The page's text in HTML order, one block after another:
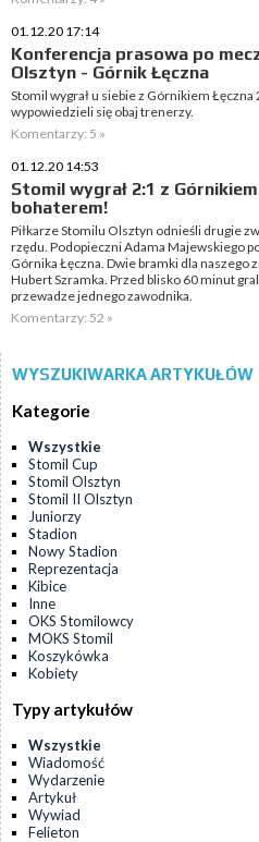
01.12.20 17:14
Konferencja prasowa po
Olsztyn - Górnik Łęczna
Stomil wygrał u siebie z Górnikiem Łęczna
wypowiedzieli się obaj trenerzy.
Komentarzy: 5 »
01.12.20 14:53
Stomil wygrał 2:1 z
bohaterem!
Piłkarze Stomilu Olsztyn odnieśli drugie
rzędu. Podopieczni Adama Majewskiego
Górnika Łęczna. Dwie bramki dla naszego
Hubert Szramka. Przed blisko 60 minut
przewadze jednego zawodnika.
Komentarzy: 52 »
WYSZUKIWARKA ARTYKUŁÓW
Kategorie
Wszystkie
Stomil Cup
Stomil Olsztyn
Stomil II Olsztyn
Juniorzy
Stadion
Nowy Stadion
Reprezentacja
Kibice
Inne
OKS Stomilowcy
MOKS Stomil
Koszykówka
Kobiety
Typy artykułów
Wszystkie
Wiadomość
Wydarzenie
Artykuł
Wywiad
Felieton